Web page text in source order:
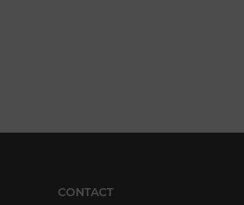
CONTACT